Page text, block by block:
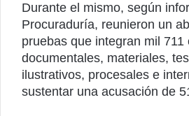
Durante el mismo, según
Procuraduría, reunieron un
pruebas que integran mil 711
documentales, materiales,
ilustrativos, procesales e
sustentar una acusación de